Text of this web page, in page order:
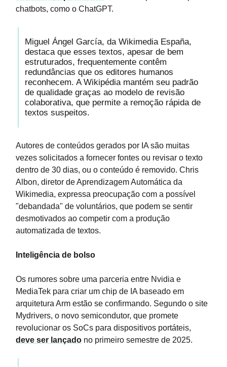
chatbots, como o ChatGPT.
Miguel Ángel García, da Wikimedia España,
destaca que esses textos, apesar de bem
estruturados, frequentemente contêm
redundâncias que os editores humanos
reconhecem. A Wikipédia mantém seu padrão
de qualidade graças ao modelo de revisão
colaborativa, que permite a remoção rápida de
textos suspeitos.
Autores de conteúdos gerados por IA são muitas
vezes solicitados a fornecer fontes ou revisar o texto
dentro de 30 dias, ou o conteúdo é removido. Chris
Albon, diretor de Aprendizagem Automática da
Wikimedia, expressa preocupação com a possível
"debandada" de voluntários, que podem se sentir
desmotivados ao competir com a produção
automatizada de textos.
Inteligência de bolso
Os rumores sobre uma parceria entre Nvidia e
MediaTek para criar um chip de IA baseado em
arquitetura Arm estão se confirmando. Segundo o site
Mydrivers, o novo semicondutor, que promete
revolucionar os SoCs para dispositivos portáteis,
deve ser lançado no primeiro semestre de 2025.